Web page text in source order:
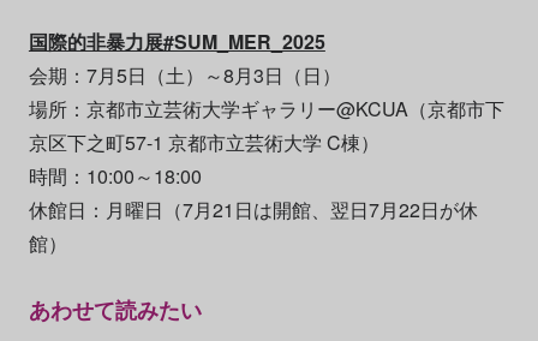
国際的非暴力展#SUM_MER_2025
会期：7月5日（土）～8月3日（日）
場所：京都市立芸術大学ギャラリー@KCUA（京都市下
京区下之町57-1 京都市立芸術大学 C棟）
時間：10:00～18:00
休館日：月曜日（7月21日は開館、翌日7月22日が休
館）
あわせて読みたい